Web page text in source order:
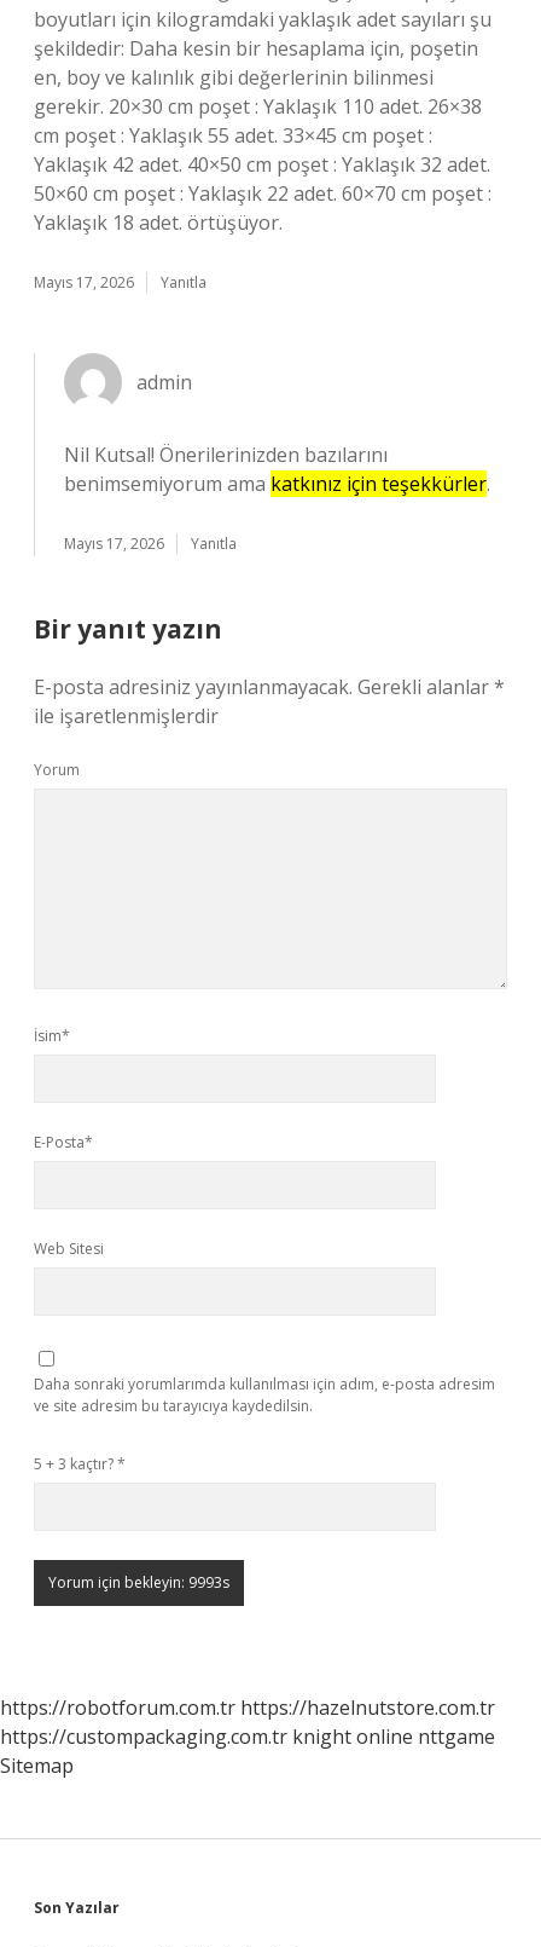
boyutları için kilogramdaki yaklaşık adet sayıları şu
şekildedir: Daha kesin bir hesaplama için, poşetin
en, boy ve kalınlık gibi değerlerinin bilinmesi
gerekir. 20×30 cm poşet : Yaklaşık 110 adet. 26×38
cm poşet : Yaklaşık 55 adet. 33×45 cm poşet :
Yaklaşık 42 adet. 40×50 cm poşet : Yaklaşık 32 adet.
50×60 cm poşet : Yaklaşık 22 adet. 60×70 cm poşet :
Yaklaşık 18 adet. örtüşüyor.
Mayıs 17, 2026 Yanıtla
admin
Nil Kutsal! Önerilerinizden bazılarını
benimsemiyorum ama katkınız için teşekkürler.
Mayıs 17, 2026 Yanıtla
Bir yanıt yazın
E-posta adresiniz yayınlanmayacak. Gerekli alanlar*
ile işaretlenmişlerdir
Yorum
İsim*
E-Posta*
Web Sitesi
Daha sonraki yorumlarımda kullanılması için adım, e-posta adresim
ve site adresim bu tarayıcıya kaydedilsin.
5 + 3 kaçtır?*
https://robotforum.com.tr https://hazelnutstore.com.tr
https://custompackaging.com.tr knight online nttgame
Sitemap
Sidebar
Son Yazılar